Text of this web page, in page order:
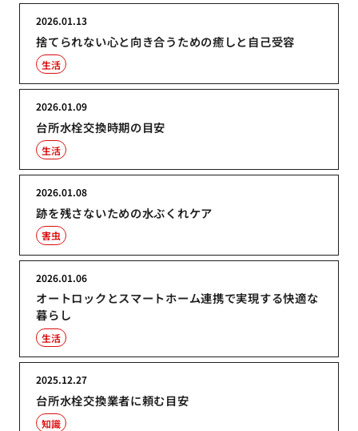
捨てられない心と向き合うための癒しと自己受容
2026.01.13
生活
台所水栓交換時期の目安
2026.01.09
生活
跡を残さないための水ぶくれケア
2026.01.08
害虫
オートロックとスマートホーム連携で実現する快適な
暮らし
2026.01.06
生活
台所水栓交換業者に頼む目安
2025.12.27
知識